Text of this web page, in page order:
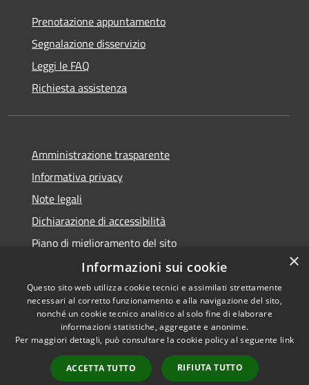
Prenotazione appuntamento
Segnalazione disservizio
Leggi le FAQ
Richiesta assistenza
Amministrazione trasparente
Informativa privacy
Note legali
Dichiarazione di accessibilità
Piano di miglioramento del sito
Accessibilità
Privacy
Mappa del sito
Copyright © 2026 • Comune di
Viano • Powered by
Municipium•Accesso
redazione
×
Informazioni sui cookie
Questo sito web utilizza cookie tecnici e assimilati strettamente
necessari al corretto funzionamento e alla navigazione del sito,
nonché un cookie tecnico analitico al solo fine di elaborare
informazioni statistiche, aggregate e anonime.
Per maggiori dettagli, può consultare la cookie policy al seguente link
ACCETTA TUTTO RIFIUTA TUTTO